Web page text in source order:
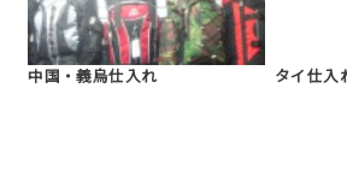
中国・義烏仕入れ タイ仕